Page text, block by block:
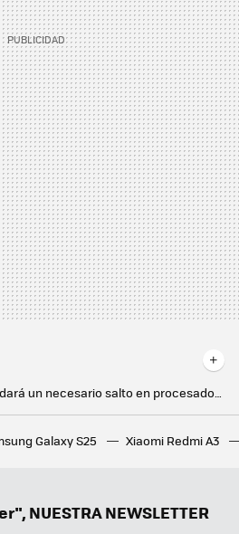
El Samsung Galaxy S25 dará un necesario salto en procesador para mirar de tú a tú al iPhone, según filtraciones
La debacle demográfica en Europa, expuesta en este mapa con un invitado engañoso: Mónaco
Galaxy S25 Xiaomi Redmi A3
NUESTRA NEWSLETTER